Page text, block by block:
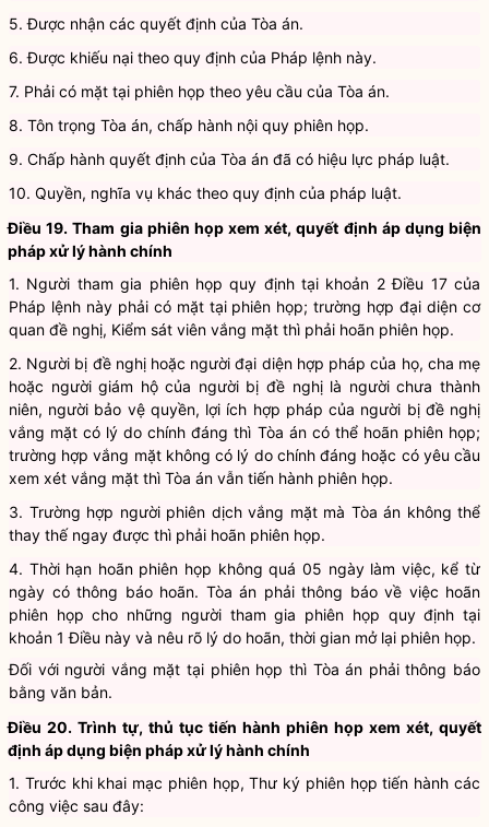
5. Được nhận các quyết định của Tòa án.
6. Được khiếu nại theo quy định của Pháp lệnh này.
7. Phải có mặt tại phiên họp theo yêu cầu của Tòa án.
8. Tôn trọng Tòa án, chấp hành nội quy phiên họp.
9. Chấp hành quyết định của Tòa án đã có hiệu lực pháp luật.
Điều 19. Tham gia phiên họp xem xét, quyết định áp dụng biện
pháp xử lý hành chính
1. Người tham gia phiên họp quy định tại khoản 2 Điều 17 của
Pháp lệnh này phải có mặt tại phiên họp; trường hợp đại diện cơ
quan đề nghị, Kiểm sát viên vắng mặt thì phải hoãn phiên họp.
2. Người bị đề nghị hoặc người đại diện hợp pháp của họ, cha mẹ
hoặc người giám hộ của người bị đề nghị là người chưa thành
niên, người bảo vệ quyền, lợi ích hợp pháp của người bị đề nghị
vắng mặt có lý do chính đáng thì Tòa án có thể hoãn phiên họp;
trường hợp vắng mặt không có lý do chính đáng hoặc có yêu cầu
xem xét vắng mặt thì Tòa án vẫn tiến hành phiên họp.
3. Trường hợp người phiên dịch vắng mặt mà Tòa án không thể
4. Thời hạn hoãn phiên họp không quá 05 ngày làm việc, kể từ
ngày có thông báo hoãn. Tòa án phải thông báo về việc hoãn
phiên họp cho những người tham gia phiên họp quy định tại
khoản 1 Điều này và nêu rõ lý do hoãn, thời gian mở lại phiên họp.
Đối với người vắng mặt tại phiên họp thì Tòa án phải thông báo
Điều 20. Trình tự, thủ tục tiến hành phiên họp xem xét, quyết
định áp dụng biện pháp xử lý hành chính
1. Trước khi khai mạc phiên họp, Thư ký phiên họp tiến hành các